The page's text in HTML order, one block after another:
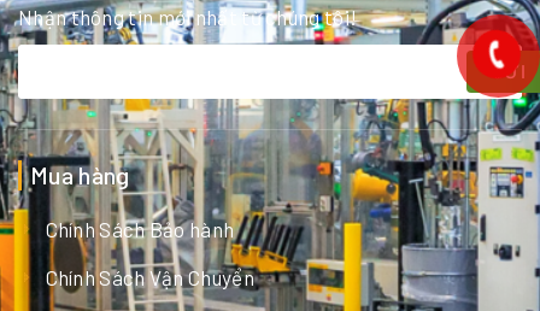
Nhận thông tin mới nhất từ chúng tôi!
GỬI
Mua hàng
Chính Sách Bảo hành
Chính Sách Vận Chuyển